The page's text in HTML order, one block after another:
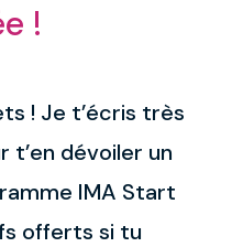
!
! Je t’écris très
t’en dévoiler un
IMA Start
offerts si tu